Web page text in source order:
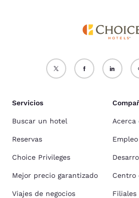
Servicios
Buscar un hotel
Reservas
Choice Privileges
Mejor precio garantizado
Viajes de negocios
Acerca
Empleo
Centro
Filiales